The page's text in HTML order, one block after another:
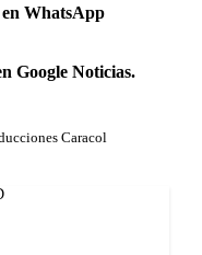
WhatsApp
Google Noticias.
Caracol